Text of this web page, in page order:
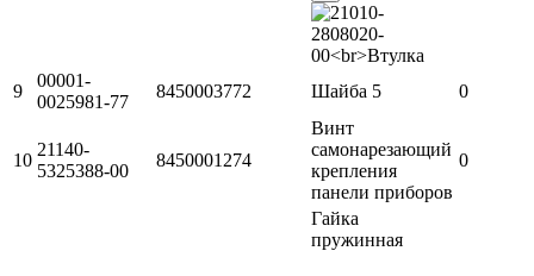
9
00001-
0025981-77
8450003772 Шайба 5 0
10
21140-
5325388-00
8450001274
Винт
самонарезающий
крепления
панели приборов
0
Гайка
пружинная